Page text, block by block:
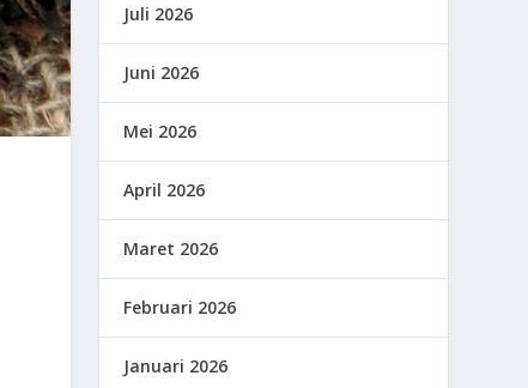
Juli 2026
Juni 2026
Mei 2026
April 2026
Maret 2026
Februari 2026
Januari 2026